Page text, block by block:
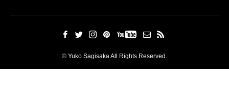
© Yuko Sagisaka All Rights Reserved.